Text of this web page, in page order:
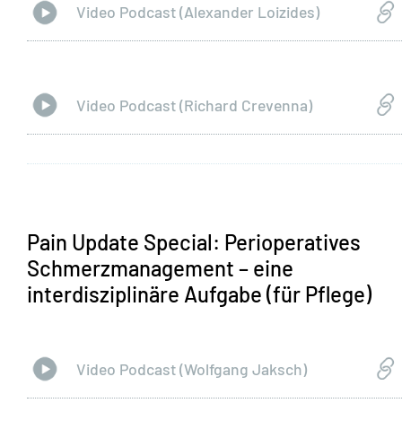
Video Podcast (Alexander Loizides)
Video Podcast (Richard Crevenna)
Pain Update Special: Perioperatives
Schmerzmanagement – eine
interdisziplinäre Aufgabe (für Pflege)
Video Podcast (Wolfgang Jaksch)